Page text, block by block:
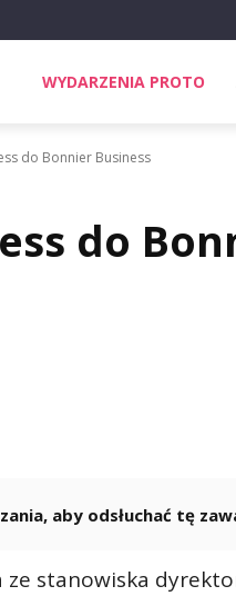
WYDARZENIA PROTO
do Bonnier Business
do
aby odsłuchać tę
ze stanowiska